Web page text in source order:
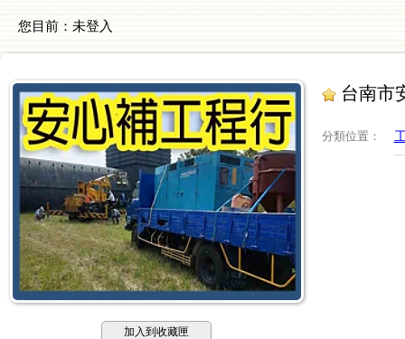
您目前： 未登入
加入到收藏匣
台南市
分類位置 ：